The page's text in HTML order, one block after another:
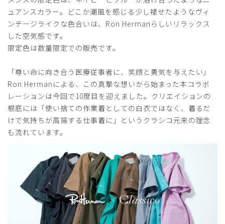
サイズ感
小さめ
ストレッチ感
よく伸びる
伸びない
厚さとても薄い
サイズは大きめ。以前購入したMOVEのSサイズを参考にL
ズ落としてMサイズを注文したところ、それでも大きすぎて
返品を余儀なくされた。作りはワイドで生地感は厚め（ゴワ
ゴワする感じ）で安っぽさはない。概ね予想通りで気に入っ
ています。
商品：R28メンズ:Ron Herman スクラブパンツ/ディー
プネイビー/S
役に立った 0
2025-08-29
ュアンスカラー。どこか潮風を感じる少し褪せたようなヴィ
ンテージライクな色合いは、Ron Hermanらしいリラックス
した空気感です。
限定色は数量限定での販売です。
「尊い命に向き合う医療従事者に、笑顔と勇気を与えたい」
Ron Hermanによる、この真摯な想いから始まった本コラボ
レーションは今回で10度目を迎えました。クリエイションの
根底には「使い捨ての作業着としての白衣ではなく、着るだ
けで気持ちが高揚する仕事着に」というクラシコ元来の理念
も流れています。